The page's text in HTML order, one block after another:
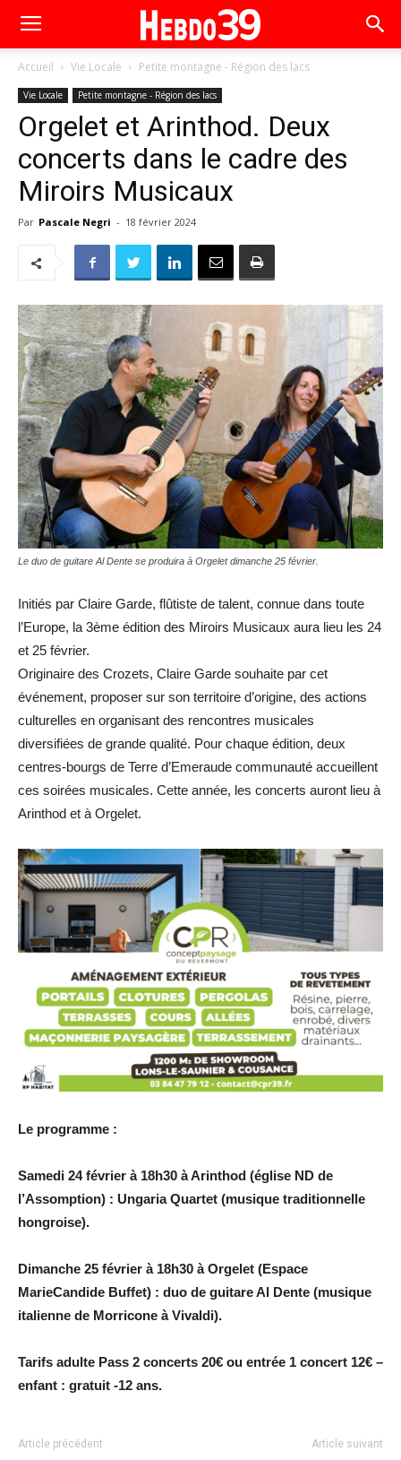
Accueil Vie Locale Petite montagne - Région des lacs
Vie Locale Petite montagne - Région des lacs
Orgelet et Arinthod. Deux
concerts dans le cadre des
Miroirs Musicaux
Par Pascale Negri - 18 février 2024
Le duo de guitare Al Dente se produira à Orgelet dimanche 25 février.
Initiés par Claire Garde, flûtiste de talent, connue dans toute
l’Europe, la 3ème édition des Miroirs Musicaux aura lieu les 24
et 25 février.
Originaire des Crozets, Claire Garde souhaite par cet
événement, proposer sur son territoire d’origine, des actions
culturelles en organisant des rencontres musicales
diversifiées de grande qualité. Pour chaque édition, deux
centres-bourgs de Terre d’Emeraude communauté accueillent
ces soirées musicales. Cette année, les concerts auront lieu à
Arinthod et à Orgelet.
Le programme :
Samedi 24 février à 18h30 à Arinthod (église ND de
l’Assomption) : Ungaria Quartet (musique traditionnelle
hongroise).
Dimanche 25 février à 18h30 à Orgelet (Espace
MarieCandide Buffet) : duo de guitare Al Dente (musique
italienne de Morricone à Vivaldi).
Tarifs adulte Pass 2 concerts 20€ ou entrée 1 concert 12€ –
enfant : gratuit -12 ans.
Article précédent Article suivant